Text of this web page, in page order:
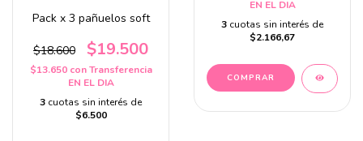
Pack x 3 pañuelos soft
$18.600 $19.500
$13.650 con Transferencia
EN EL DIA
3 cuotas sin interés de
$6.500
EN EL DIA
3 cuotas sin interés de
$2.166,67